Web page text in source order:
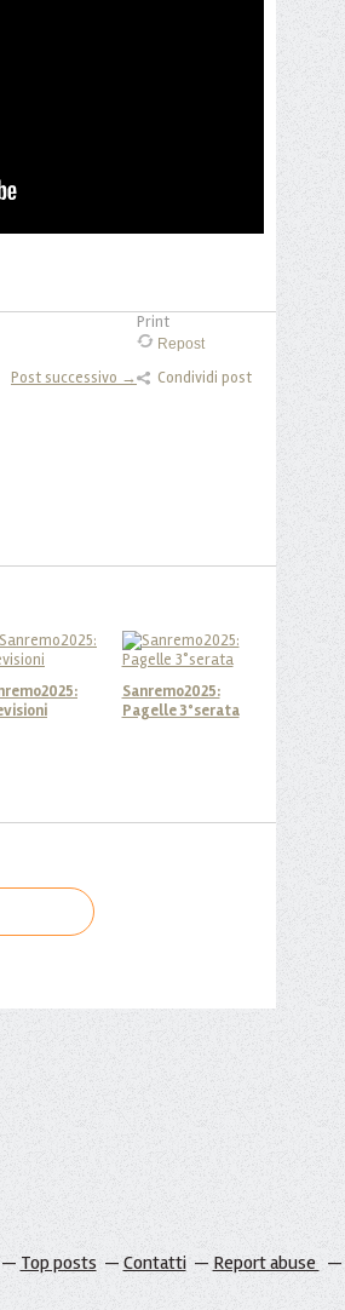
Print
Repost
Condividi post
Post successivo →
Sanremo2025:
Pagelle 3°serata
Top posts Contatti Report abuse